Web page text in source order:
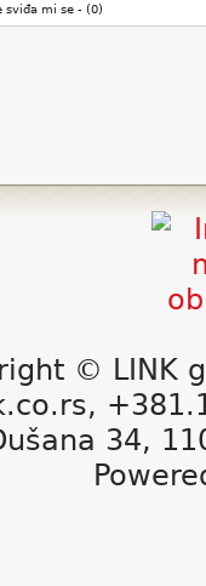
sviđa mi se - (0)
© LINK
34,